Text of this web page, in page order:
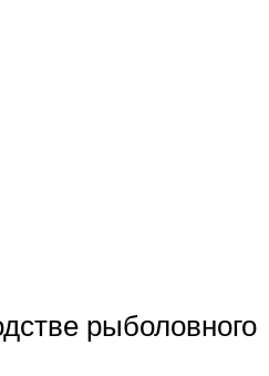
рыболовного